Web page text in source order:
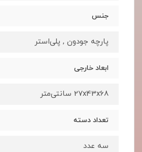
جنس
پارچه جودون , پلی‌استر
ابعاد خارجی
27x43x68 سانتی‌متر
تعداد دسته
سه عدد